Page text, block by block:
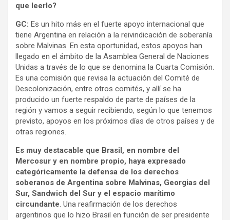
que leerlo?
GC: Es un hito más en el fuerte apoyo internacional que
tiene Argentina en relación a la reivindicación de soberanía
sobre Malvinas. En esta oportunidad, estos apoyos han
llegado en el ámbito de la Asamblea General de Naciones
Unidas a través de lo que se denomina la Cuarta Comisión.
Es una comisión que revisa la actuación del Comité de
Descolonización, entre otros comités, y allí se ha
producido un fuerte respaldo de parte de países de la
región y vamos a seguir recibiendo, según lo que tenemos
previsto, apoyos en los próximos días de otros países y de
otras regiones.
Es muy destacable que Brasil, en nombre del
Mercosur y en nombre propio, haya expresado
categóricamente la defensa de los derechos
soberanos de Argentina sobre Malvinas, Georgias del
Sur, Sandwich del Sur y el espacio marítimo
circundante. Una reafirmación de los derechos
argentinos que lo hizo Brasil en función de ser presidente